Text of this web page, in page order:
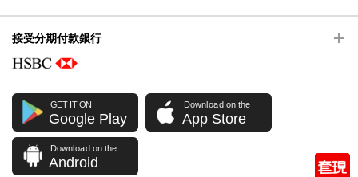
接受分期付款銀行
GET IT ON
Google Play
Download on the
App Store
Download on the
Android